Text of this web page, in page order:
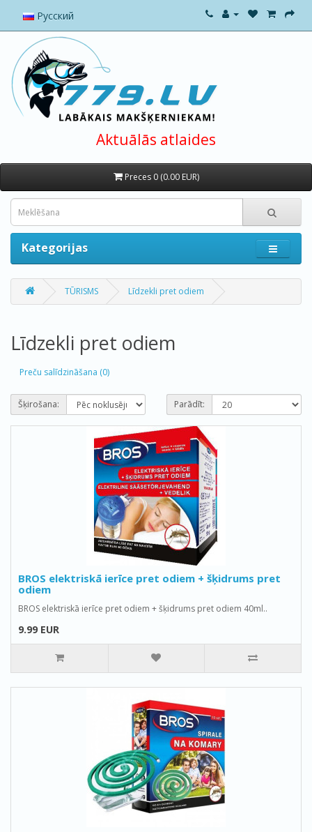
Русский
Aktuālās atlaides
Preces 0 (0.00 EUR)
Kategorijas
TŪRISMS Līdzekli pret odiem
Līdzekli pret odiem
Preču salīdzināšana (0)
Šķirošana: Parādīt:
BROS elektriskā ierīce pret odiem + šķidrums pret
odiem
BROS elektriskā ierīce pret odiem + šķidrums pret odiem 40ml..
9.99 EUR